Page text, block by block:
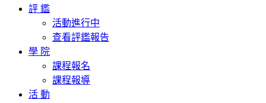
評 鑑
活動進行中
查看評鑑報告
學 院
課程報名
課程報導
活 動